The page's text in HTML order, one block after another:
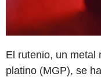
El rutenio, un metal
platino (MGP), se